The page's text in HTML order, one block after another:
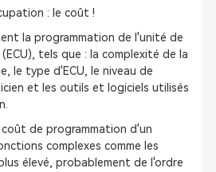
: le coût !
la programmation de l'unité de
tels que : la complexité de la
le type d'ECU, le niveau de
et les outils et logiciels utilisés
coût de programmation d'un
complexes comme les
élevé, probablement de l'ordre